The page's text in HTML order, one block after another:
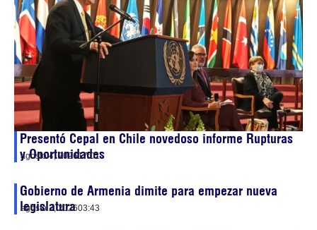
Presentó Cepal en Chile novedoso informe Rupturas
y Oportunidades
agosto 4, 202617:01
Gobierno de Armenia dimite para empezar nueva
legislatura
agosto 2, 202603:43